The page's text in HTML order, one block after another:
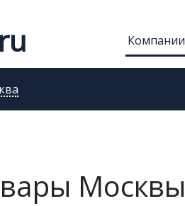
Компании
Москвы